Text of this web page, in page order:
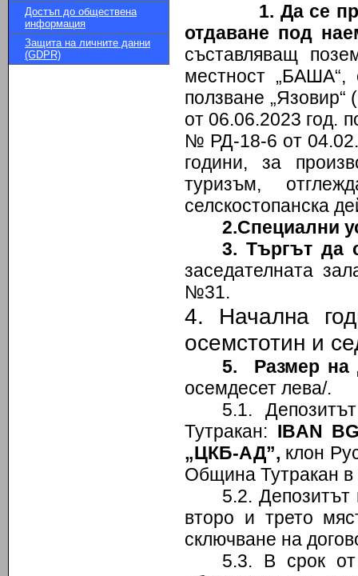
Достъп до обществена
информация
Защита на личните данни
(GDPR)
1. Да се
отдаване под
съставляващ
местност
ползване „Язовир“
от 06.06.2023 год.
№ РД-18-6 от
години, за
туризъм,
селскостопанска
2.Специални
3. Търгът да
заседателната
№31.
4. Начална
осемстотин и
5. Размер на
осемдесет лева/.
5.1.
Тутракан: IBAN
„ЦКБ-АД”, клон
Община Тутракан
5.2. Депозитът
второ и трето
сключване на
5.3. В срок